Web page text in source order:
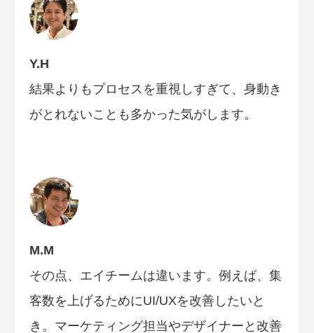
Y.H
結果よりもプロセスを重視しすぎて、身動き
がとれないことも多かった気がします。
M.M
その点、エイチームは違います。例えば、集
客数を上げるためにUI/UXを改善したいと
き。マーケティング担当やデザイナーと改善